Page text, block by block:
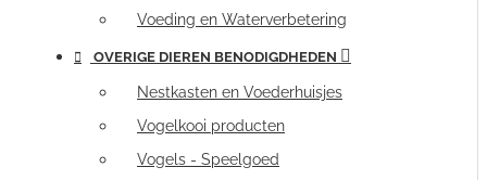
Voeding en Waterverbetering
OVERIGE DIEREN BENODIGDHEDEN
Nestkasten en Voederhuisjes
Vogelkooi producten
Vogels - Speelgoed